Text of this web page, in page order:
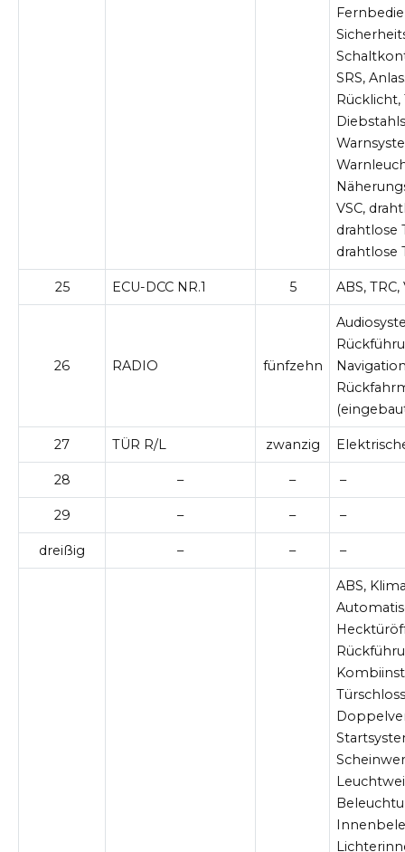
SRS,
VSC,
drahtlose
drahtlose
25 ECU-DCC NR.1 5 ABS, TRC,
26 RADIO fünfzehn
27 TÜR R/L zwanzig
28 – – –
29 – – –
dreißig – – –
ABS,